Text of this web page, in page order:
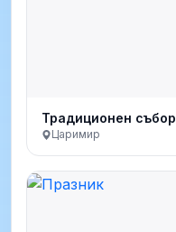
Традиционен събор
Царимир